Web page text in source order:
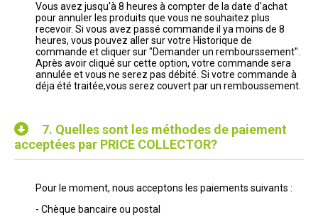
Vous avez jusqu'à 8 heures à compter de la date d'achat
pour annuler les produits que vous ne souhaitez plus
recevoir. Si vous avez passé commande il ya moins de 8
heures, vous pouvez aller sur votre Historique de
commande et cliquer sur "Demander un rembourssement".
Après avoir cliqué sur cette option, votre commande sera
annulée et vous ne serez pas débité. Si votre commande à
déja été traitée,vous serez couvert par un remboussement.
7. Quelles sont les méthodes de paiement
acceptées par PRICE COLLECTOR?
Pour le moment, nous acceptons les paiements suivants :
- Chèque bancaire ou postal